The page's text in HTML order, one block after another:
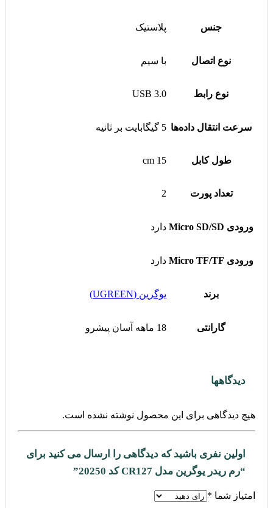
جنس پلاستیک
نوع اتصال با سیم
نوع رابط USB 3.0
سرعت انتقال داده‌ها 5 گیگابایت بر ثانیه
طول کابل 15 cm
تعداد پورت 2
ورودی Micro SD/SD دارد
ورودی Micro TF/TF دارد
برند یوگرین (UGREEN)
گارانتی 18 ماهه آسان پیشرو
دیدگاهها
هیچ دیدگاهی برای این محصول نوشته نشده است.
اولین نفری باشید که دیدگاهی را ارسال می کنید برای
“رم ریدر یوگرین مدل CR127 کد 20250”
امتیاز شما *